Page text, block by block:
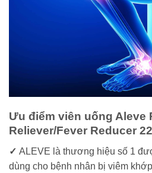
Ưu điểm viên uống Aleve
Reliever/Fever Reducer
✓ ALEVE là thương hiệu số 1
dùng cho bệnh nhân bị viêm